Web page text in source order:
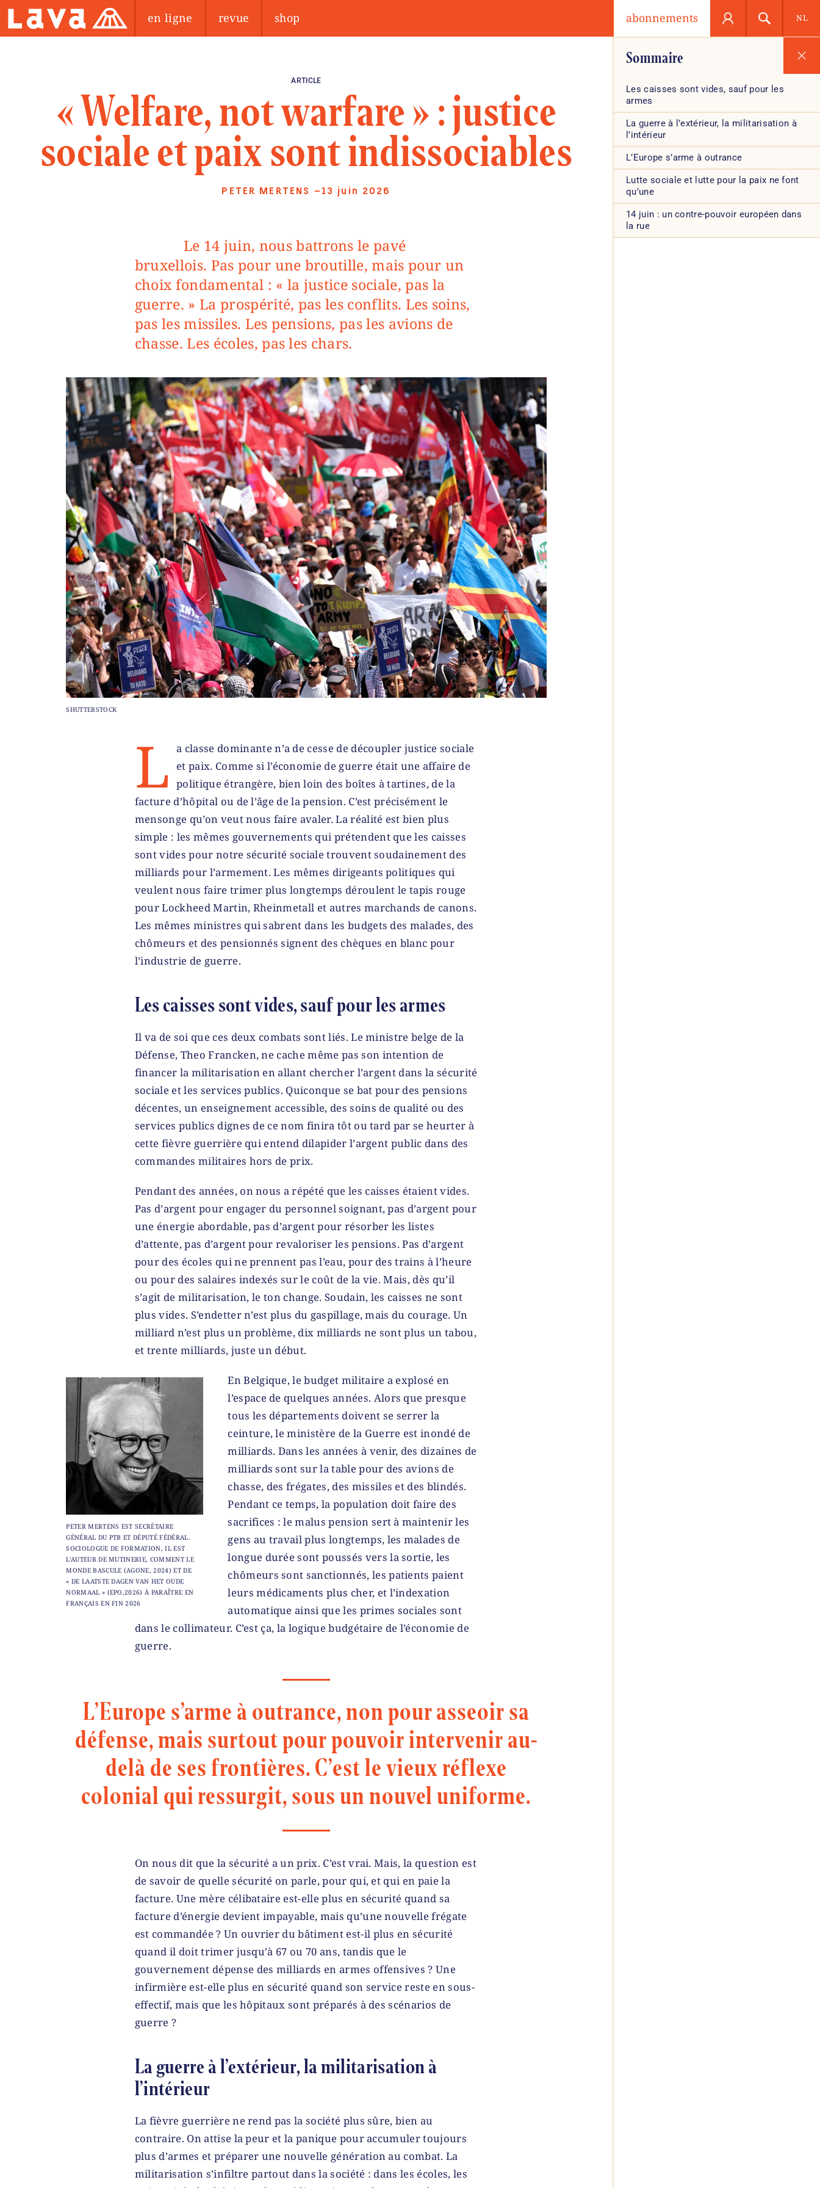
NL
en ligne revue shop abonnements
ARTICLE
« Welfare, not warfare » : justice
sociale et paix sont indissociables
PETER MERTENS —13 juin 2026
Le 14 juin, nous battrons le pavé
bruxellois. Pas pour une broutille, mais pour un
choix fondamental : « la justice sociale, pas la
guerre. » La prospérité, pas les conflits. Les soins,
pas les missiles. Les pensions, pas les avions de
chasse. Les écoles, pas les chars.
SHUTTERSTOCK
L a classe dominante n’a de cesse de découpler justice sociale
et paix. Comme si l’économie de guerre était une affaire de
politique étrangère, bien loin des boîtes à tartines, de la
facture d’hôpital ou de l’âge de la pension. C’est précisément le
mensonge qu’on veut nous faire avaler. La réalité est bien plus
simple : les mêmes gouvernements qui prétendent que les caisses
sont vides pour notre sécurité sociale trouvent soudainement des
milliards pour l’armement. Les mêmes dirigeants politiques qui
veulent nous faire trimer plus longtemps déroulent le tapis rouge
pour Lockheed Martin, Rheinmetall et autres marchands de canons.
Les mêmes ministres qui sabrent dans les budgets des malades, des
chômeurs et des pensionnés signent des chèques en blanc pour
l’industrie de guerre.
Les caisses sont vides, sauf pour les armes
Il va de soi que ces deux combats sont liés. Le ministre belge de la
Défense, Theo Francken, ne cache même pas son intention de
financer la militarisation en allant chercher l’argent dans la sécurité
sociale et les services publics. Quiconque se bat pour des pensions
décentes, un enseignement accessible, des soins de qualité ou des
services publics dignes de ce nom finira tôt ou tard par se heurter à
cette fièvre guerrière qui entend dilapider l’argent public dans des
commandes militaires hors de prix.
Pendant des années, on nous a répété que les caisses étaient vides.
Pas d’argent pour engager du personnel soignant, pas d’argent pour
une énergie abordable, pas d’argent pour résorber les listes
d’attente, pas d’argent pour revaloriser les pensions. Pas d’argent
pour des écoles qui ne prennent pas l’eau, pour des trains à l’heure
ou pour des salaires indexés sur le coût de la vie. Mais, dès qu’il
s’agit de militarisation, le ton change. Soudain, les caisses ne sont
plus vides. S’endetter n’est plus du gaspillage, mais du courage. Un
milliard n’est plus un problème, dix milliards ne sont plus un tabou,
et trente milliards, juste un début.
PETER MERTENS EST SECRÉTAIRE
GÉNÉRAL DU PTB ET DÉPUTÉ FÉDÉRAL.
SOCIOLOGUE DE FORMATION, IL EST
L’AUTEUR DE MUTINERIE, COMMENT LE
MONDE BASCULE (AGONE, 2024) ET DE
« DE LAATSTE DAGEN VAN HET OUDE
NORMAAL » (EPO,2026) À PARAÎTRE EN
FRANÇAIS EN FIN 2026
En Belgique, le budget militaire a explosé en
l’espace de quelques années. Alors que presque
tous les départements doivent se serrer la
ceinture, le ministère de la Guerre est inondé de
milliards. Dans les années à venir, des dizaines de
milliards sont sur la table pour des avions de
chasse, des frégates, des missiles et des blindés.
Pendant ce temps, la population doit faire des
sacrifices : le malus pension sert à maintenir les
gens au travail plus longtemps, les malades de
longue durée sont poussés vers la sortie, les
chômeurs sont sanctionnés, les patients paient
leurs médicaments plus cher, et l’indexation
automatique ainsi que les primes sociales sont
dans le collimateur. C’est ça, la logique budgétaire de l’économie de
guerre.
L’Europe s’arme à outrance, non pour asseoir sa
défense, mais surtout pour pouvoir intervenir au-
delà de ses frontières. C’est le vieux réflexe
colonial qui ressurgit, sous un nouvel uniforme.
On nous dit que la sécurité a un prix. C’est vrai. Mais, la question est
de savoir de quelle sécurité on parle, pour qui, et qui en paie la
facture. Une mère célibataire est-elle plus en sécurité quand sa
facture d’énergie devient impayable, mais qu’une nouvelle frégate
est commandée ? Un ouvrier du bâtiment est-il plus en sécurité
quand il doit trimer jusqu’à 67 ou 70 ans, tandis que le
gouvernement dépense des milliards en armes offensives ? Une
infirmière est-elle plus en sécurité quand son service reste en sous-
effectif, mais que les hôpitaux sont préparés à des scénarios de
guerre ?
La guerre à l’extérieur, la militarisation à
l’intérieur
La fièvre guerrière ne rend pas la société plus sûre, bien au
contraire. On attise la peur et la panique pour accumuler toujours
plus d’armes et préparer une nouvelle génération au combat. La
militarisation s’infiltre partout dans la société : dans les écoles, les
Sommaire
Les caisses sont vides, sauf pour les
armes
La guerre à l’extérieur, la militarisation à
l’intérieur
L’Europe s’arme à outrance
Lutte sociale et lutte pour la paix ne font
qu’une
14 juin : un contre-pouvoir européen dans
la rue